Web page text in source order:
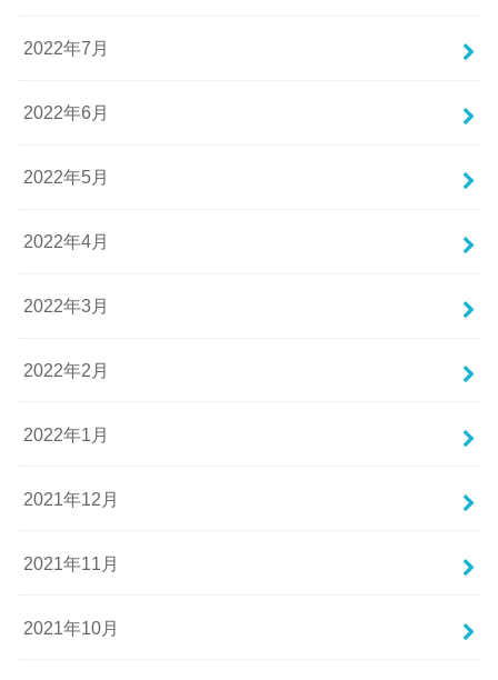
2022年7月
2022年6月
2022年5月
2022年4月
2022年3月
2022年2月
2022年1月
2021年12月
2021年11月
2021年10月